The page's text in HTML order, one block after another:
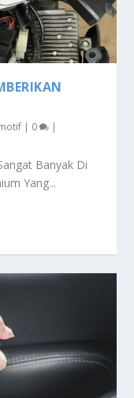
| 0 |
Banyak Di
Yang...